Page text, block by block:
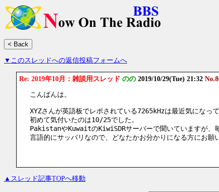
▼このスレッドへの返信投稿フォームへ
Re: 2019年10月：雑談用スレッド のの 2019/10/29(Tue) 21:32
こんばんは。
XYZさんが英語板でレポされている7265kHzは最近気になっ
初めて気付いたのは10/25でした。
PakistanやKuwaitのKiwiSDRサーバーで聞いていますが、
言語的にサッパリなので、どなたかお分かりになる方にお願
▲スレッド記事TOPへ移動